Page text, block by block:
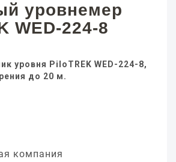
уровнемер
WED-224-8
уровня PiloTREK WED-224-8,
до 20 м.
компания